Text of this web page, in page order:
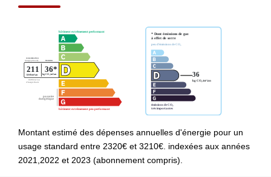
Montant estimé des dépenses annuelles d'énergie pour un
usage standard entre 2320€ et 3210€. indexées aux années
2021,2022 et 2023 (abonnement compris).